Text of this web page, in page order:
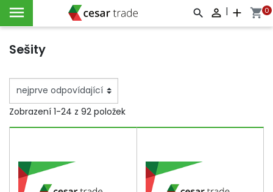
   | add shopping_cart0
Sešity
Zobrazení 1-24 z 92 položek